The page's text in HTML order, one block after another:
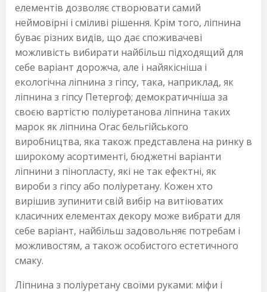
елементів дозволяє створювати самий
неймовірні і сміливі рішення. Крім того, ліпнина
буває різних видів, що дає споживачеві
можливість вибирати найбільш підходящий для
себе варіант дорожча, але і найякісніша і
екологічна ліпнина з гіпсу, така, наприклад, як
ліпнина з гіпсу Петергоф; демократичніша за
своєю вартістю поліуретанова ліпнина таких
марок як ліпнина Оrac бельгійського
виробництва, яка також представлена ​​на ринку в
широкому асортименті, бюджетні варіанти
ліпнини з пінопласту, які не так ефектні, як
вироби з гіпсу або поліуретану. Кожен хто
вирішив зупинити свій вибір на витіюватих
класичних елементах декору може вибрати для
себе варіант, найбільш задовольняє потребам і
можливостям, а також особистого естетичного
смаку.
Ліпнина з поліуретану своїми руками: міфи і